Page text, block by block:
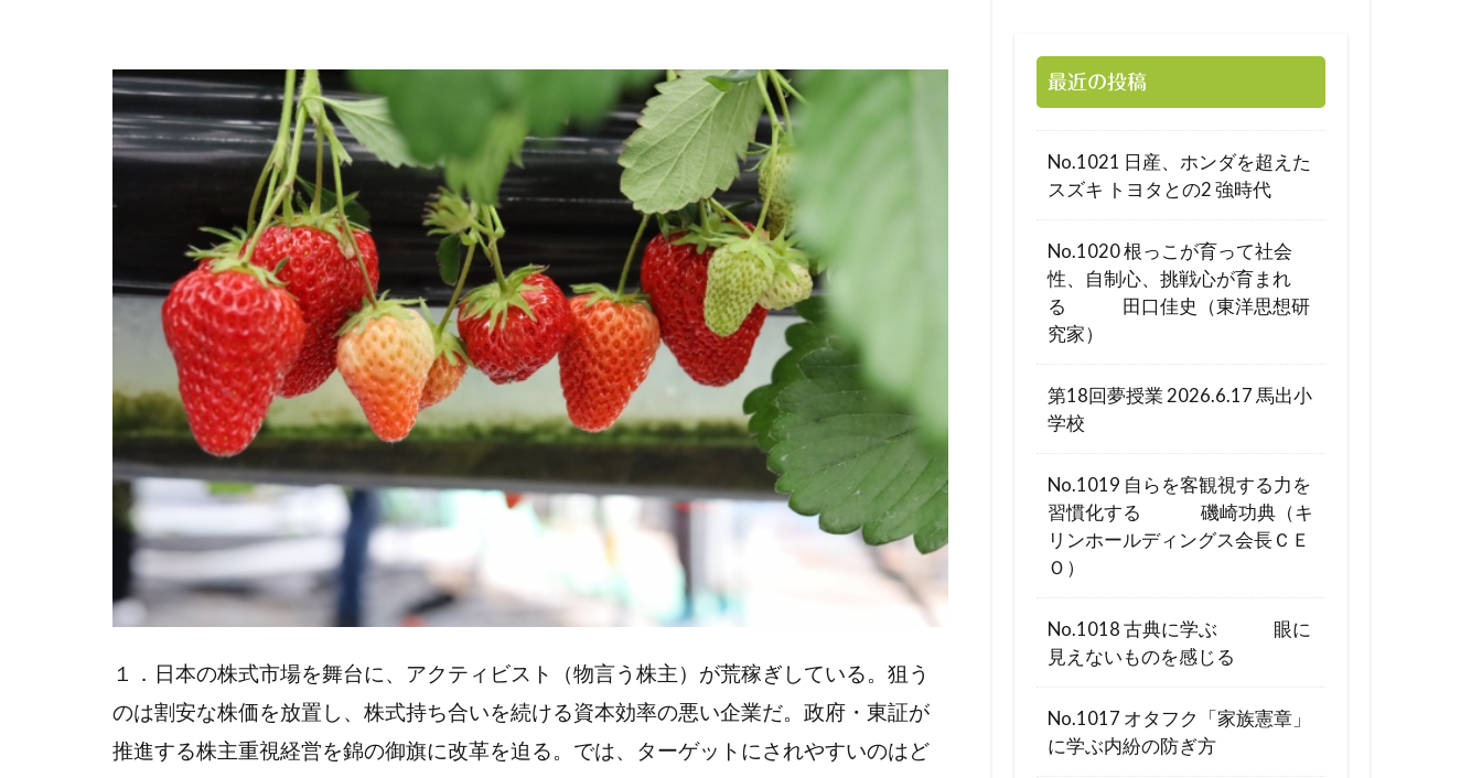
１．日本の株式市場を舞台に、アクティビスト（物言う株主）が荒稼ぎしている。狙う
のは割安な株価を放置し、株式持ち合いを続ける資本効率の悪い企業だ。政府・東証が
推進する株主重視経営を錦の御旗に改革を迫る。では、ターゲットにされやすいのはど
最近の投稿
No.1021 日産、ホンダを超えた
スズキ トヨタとの2 強時代
No.1020 根っこが育って社会
性、自制心、挑戦心が育まれ
る 田口佳史（東洋思想研
究家）
第18回夢授業 2026.6.17 馬出小
学校
No.1019 自らを客観視する力を
習慣化する 磯崎功典（キ
リンホールディングス会長ＣＥ
Ｏ）
No.1018 古典に学ぶ 眼に
見えないものを感じる
No.1017 オタフク「家族憲章」
に学ぶ内紛の防ぎ方